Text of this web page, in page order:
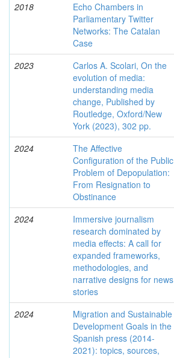
2018
Echo Chambers in
Parliamentary Twitter
Networks: The Catalan
Case
2023
Carlos A. Scolari, On the
evolution of media:
understanding media
change, Published by
Routledge, Oxford/New
York (2023), 302 pp.
2024
The Affective
Configuration of the Public
Problem of Depopulation:
From Resignation to
Obstinance
2024
Immersive journalism
research dominated by
media effects: A call for
expanded frameworks,
methodologies, and
narrative designs for news
stories
2024
Migration and Sustainable
Development Goals in the
Spanish press (2014-
2021): topics, sources,